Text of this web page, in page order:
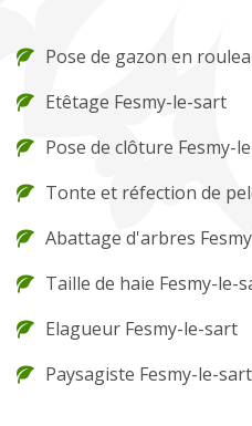
Pose de gazon en
Etêtage Fesmy-le-sart
Pose de clôture Fesmy-
Tonte et réfection de
Abattage d'arbres
Taille de haie Fesmy-le-
Elagueur Fesmy-le-sart
Paysagiste Fesmy-le-sart